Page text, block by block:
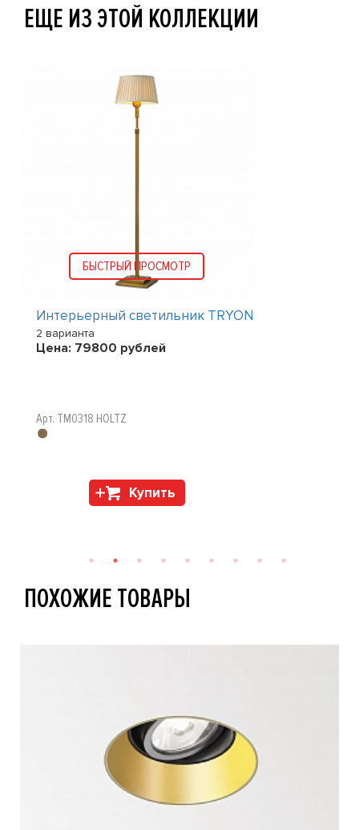
ЕЩЕ ИЗ ЭТОЙ КОЛЛЕКЦИИ
БЫСТРЫЙ ПРОСМОТР
Интерьерный светильник TRYON
2 варианта
Цена: 79800 рублей
Арт. TM0318 HOLTZ
Купить
ПОХОЖИЕ ТОВАРЫ